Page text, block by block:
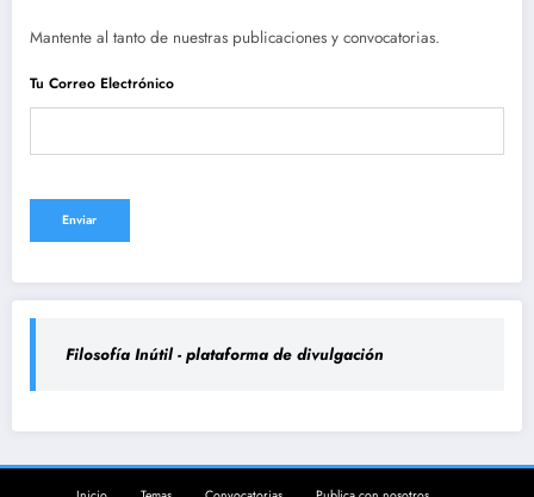
Mantente al tanto de nuestras publicaciones y convocatorias.
Tu Correo Electrónico
Filosofía Inútil - plataforma de divulgación